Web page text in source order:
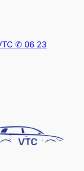
✆ 06 23